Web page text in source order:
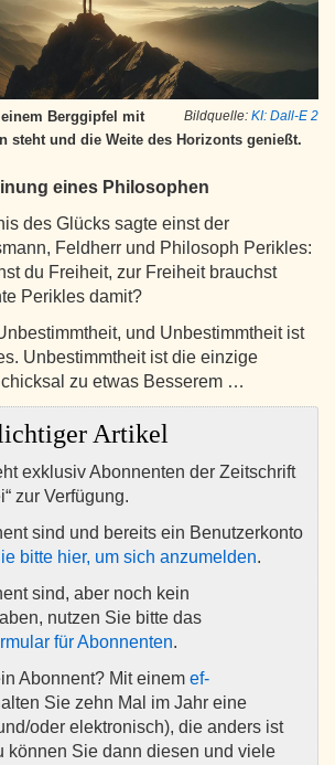
Bildquelle: KI: Dall-E 2
Berggipfel mit
steht und die Weite des Horizonts genießt.
eines Philosophen
des Glücks sagte einst der
Feldherr und Philosoph Perikles:
du Freiheit, zur Freiheit brauchst
Perikles damit?
und Unbestimmtheit ist
Unbestimmtheit ist die einzige
zu etwas Besserem …
Artikel
exklusiv Abonnenten der Zeitschrift
zur Verfügung.
sind und bereits ein Benutzerkonto
bitte hier, um sich anzumelden.
sind, aber noch kein
nutzen Sie bitte das
für Abonnenten.
Abonnent? Mit einem ef-
Sie zehn Mal im Jahr eine
oder elektronisch), die anders ist
können Sie dann diesen und viele